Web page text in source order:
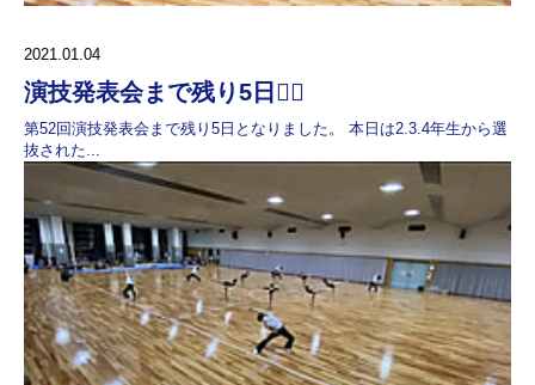
2021.01.04
演技発表会まで残り5日🤸‍♀️
第52回演技発表会まで残り5日となりました。 本日は2.3.4年生から選
抜された...